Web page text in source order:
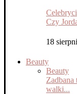
Celebryci
Czy
18
Beauty
Beauty
Zadbana
walki...